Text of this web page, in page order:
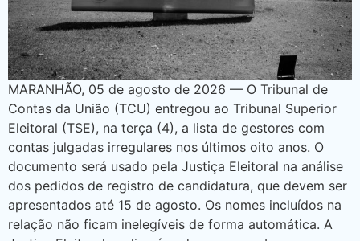
MARANHÃO, 05 de agosto de 2026 — O Tribunal de
Contas da União (TCU) entregou ao Tribunal Superior
Eleitoral (TSE), na terça (4), a lista de gestores com
contas julgadas irregulares nos últimos oito anos. O
documento será usado pela Justiça Eleitoral na análise
dos pedidos de registro de candidatura, que devem ser
apresentados até 15 de agosto. Os nomes incluídos na
relação não ficam inelegíveis de forma automática. A